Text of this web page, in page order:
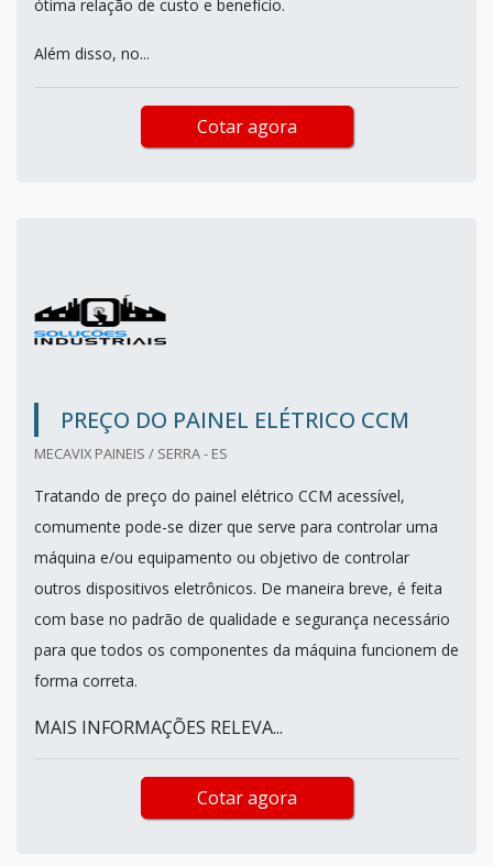
ótima relação de custo e benefício.
Além disso, no...
Cotar agora
PREÇO DO PAINEL ELÉTRICO CCM
MECAVIX PAINEIS / SERRA - ES
Tratando de preço do painel elétrico CCM acessível,
comumente pode-se dizer que serve para controlar uma
máquina e/ou equipamento ou objetivo de controlar
outros dispositivos eletrônicos. De maneira breve, é feita
com base no padrão de qualidade e segurança necessário
para que todos os componentes da máquina funcionem de
forma correta.
MAIS INFORMAÇÕES RELEVA...
Cotar agora